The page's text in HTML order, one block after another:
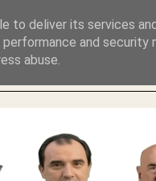
to deliver its services
and
abuse.